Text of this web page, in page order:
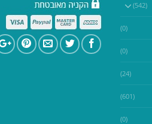
(542)
(0)
(0)
(24)
(601)
(0)